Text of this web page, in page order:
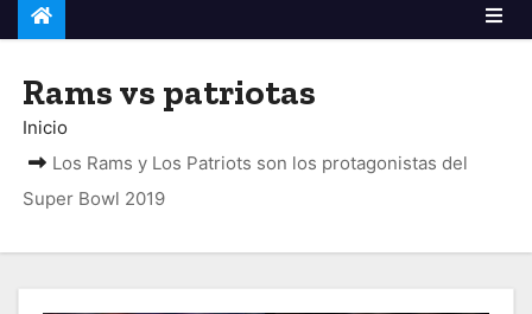
Rams vs patriotas
Inicio
Los Rams y Los Patriots son los protagonistas del
Super Bowl 2019